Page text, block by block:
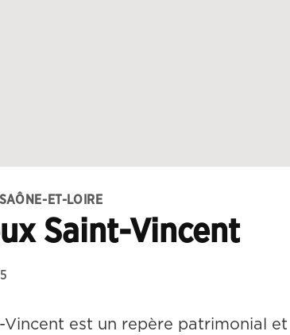
SAÔNE-ET-LOIRE
Saint-Vincent
Vincent est un repère patrimonial